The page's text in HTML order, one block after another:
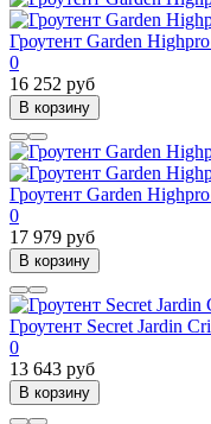
Гроутент Garden
0
16 252 руб
В корзину
Гроутент Garden
0
17 979 руб
В корзину
Гроутент Secret Jardin
0
13 643 руб
В корзину